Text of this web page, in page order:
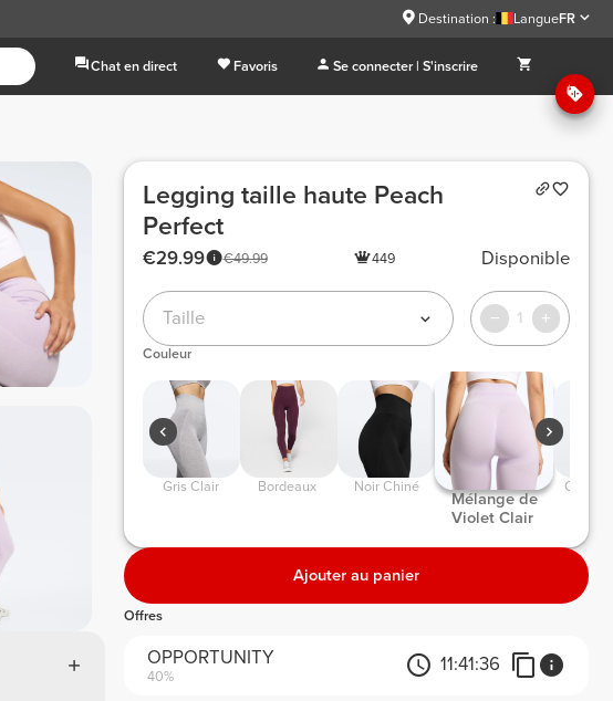
Destination : LangueFR
Chat en direct Favoris Se connecter | S'inscrire
Legging taille haute Peach
Perfect
€49.99
€29.99 449 Disponible
Taille 1
Couleur
Gris Clair Bordeaux Noir Chiné
Mélange de
Violet Clair
Corail
Ajouter au panier
Offres
OPPORTUNITY
40%
11:41:36